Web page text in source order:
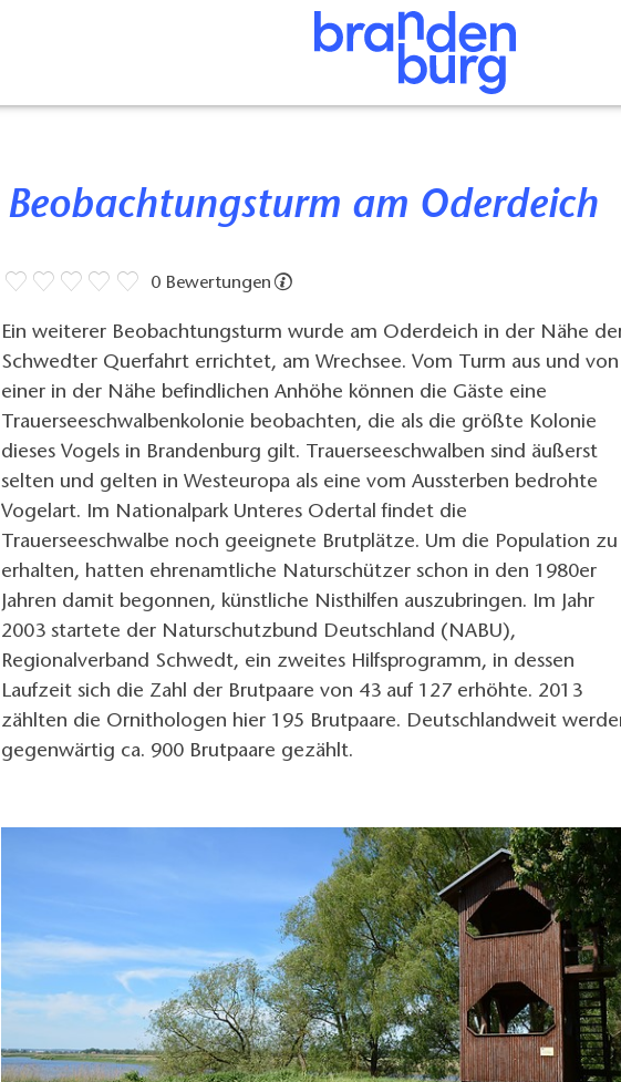
Beobachtungsturm am Oderdeich
0 Bewertungen
Ein weiterer Beobachtungsturm wurde am Oderdeich in der Nähe
Schwedter Querfahrt errichtet, am Wrechsee. Vom Turm aus und von
einer in der Nähe befindlichen Anhöhe können die Gäste eine
Trauerseeschwalbenkolonie beobachten, die als die größte Kolonie
dieses Vogels in Brandenburg gilt. Trauerseeschwalben sind äußerst
selten und gelten in Westeuropa als eine vom Aussterben bedrohte
Vogelart. Im Nationalpark Unteres Odertal findet die
Trauerseeschwalbe noch geeignete Brutplätze. Um die Population zu
erhalten, hatten ehrenamtliche Naturschützer schon in den 1980er
Jahren damit begonnen, künstliche Nisthilfen auszubringen. Im Jahr
2003 startete der Naturschutzbund Deutschland (NABU),
Regionalverband Schwedt, ein zweites Hilfsprogramm, in dessen
Laufzeit sich die Zahl der Brutpaare von 43 auf 127 erhöhte. 2013
zählten die Ornithologen hier 195 Brutpaare. Deutschlandweit
gegenwärtig ca. 900 Brutpaare gezählt.